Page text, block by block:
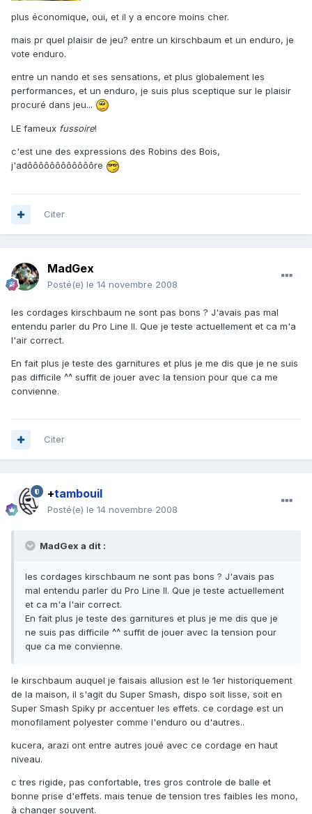
plus économique, oui, et il y a encore moins cher.
mais pr quel plaisir de jeu? entre un kirschbaum et un enduro, je
vote enduro.
entre un nando et ses sensations, et plus globalement les
performances, et un enduro, je suis plus sceptique sur le plaisir
procuré dans jeu...
LE fameux fussoire!
c'est une des expressions des Robins des Bois,
j'adôôôôôôôôôôôôre
Citer
MadGex
Posté(e) le 14 novembre 2008
les cordages kirschbaum ne sont pas bons ? J'avais pas mal
entendu parler du Pro Line II. Que je teste actuellement et ca m'a
l'air correct.
En fait plus je teste des garnitures et plus je me dis que je ne suis
pas difficile ^^ suffit de jouer avec la tension pour que ca me
convienne.
Citer
+tambouil
Posté(e) le 14 novembre 2008
MadGex a dit :
les cordages kirschbaum ne sont pas bons ? J'avais pas
mal entendu parler du Pro Line II. Que je teste actuellement
et ca m'a l'air correct.
En fait plus je teste des garnitures et plus je me dis que je
ne suis pas difficile ^^ suffit de jouer avec la tension pour
que ca me convienne.
le kirschbaum auquel je faisais allusion est le 1er historiquement
de la maison, il s'agit du Super Smash, dispo soit lisse, soit en
Super Smash Spiky pr accentuer les effets. ce cordage est un
monofilament polyester comme l'enduro ou d'autres..
kucera, arazi ont entre autres joué avec ce cordage en haut
niveau.
c tres rigide, pas confortable, tres gros controle de balle et
bonne prise d'effets. mais tenue de tension tres faibles les mono,
à changer souvent.